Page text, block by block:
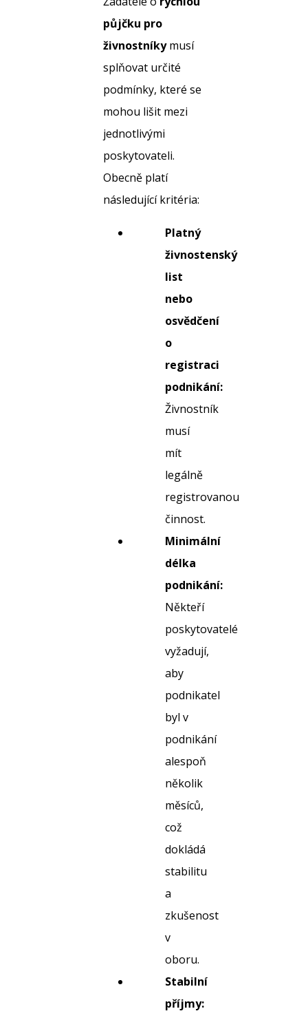
půjčku pro
živnostníkymusí
splňovat určité
podmínky, které se
mohou lišit mezi
jednotlivými
poskytovateli.
Obecně platí
následující kritéria:
Platný
živnostenský
list
nebo
osvědčení
o
registraci
podnikání:
Živnostník
musí
mít
legálně
registrovanou
činnost.
Minimální
délka
podnikání:
Někteří
poskytovatelé
vyžadují,
aby
podnikatel
byl v
podnikání
alespoň
několik
měsíců,
což
dokládá
stabilitu
a
zkušenost
v
oboru.
Stabilní
příjmy: